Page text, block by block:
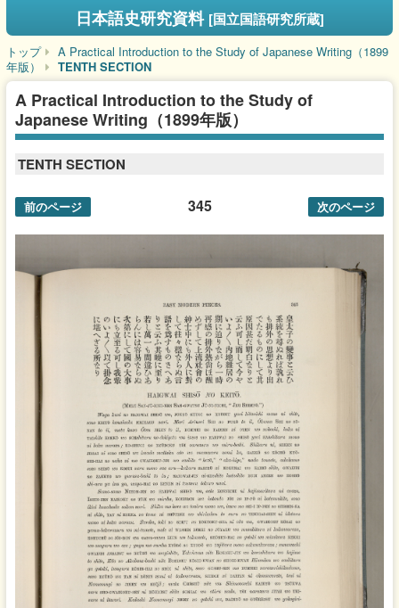
日本語史研究資料 [国立国語研究所蔵]
トップ
A Practical Introduction to the Study of Japanese Writing（1899
年版）
TENTH SECTION
A Practical Introduction to the Study of
Japanese Writing（1899年版）
TENTH SECTION
345 次のページ
前のページ